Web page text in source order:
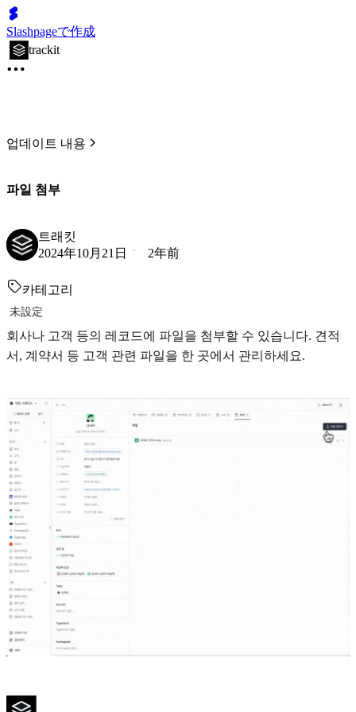
Slashpageで作成
trackit
업데이트 내용
파일 첨부
트래킷
2024年10月21日
2年前
카테고리
未設定
회사나 고객 등의 레코드에 파일을 첨부할 수 있습니다. 견적
서, 계약서 등 고객 관련 파일을 한 곳에서 관리하세요.